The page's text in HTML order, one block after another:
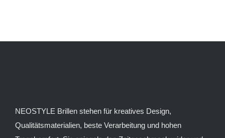
NEOSTYLE Brillen stehen für kreatives Design,
Qualitätsmaterialien, beste Verarbeitung und hohen